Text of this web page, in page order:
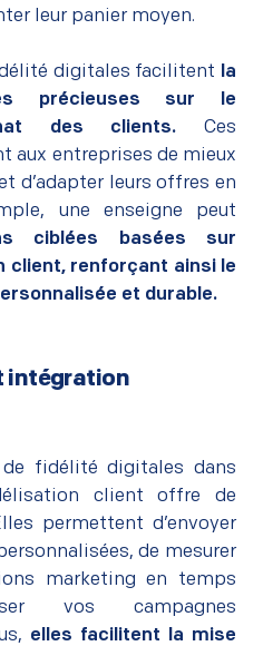
leur panier moyen.
digitales facilitent la
précieuses sur le
des clients. Ces
aux entreprises de mieux
d’adapter leurs offres en
une enseigne peut
ciblées basées sur
client, renforçant ainsi le
et durable.
intégration
de fidélité digitales dans
client offre de
permettent d’envoyer
de mesurer
marketing en temps
vos campagnes
elles facilitent la mise